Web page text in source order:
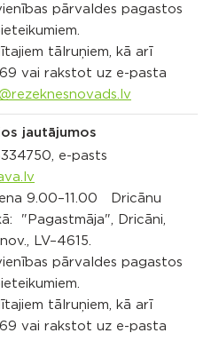
pārvaldes pagastos
tālruņiem, kā arī
vai rakstot uz e-pasta
jautājumos
e-pasts
9.00–11.00 Dricānu
"Pagastmāja", Dricāni,
LV–4615.
pārvaldes pagastos
tālruņiem, kā arī
vai rakstot uz e-pasta